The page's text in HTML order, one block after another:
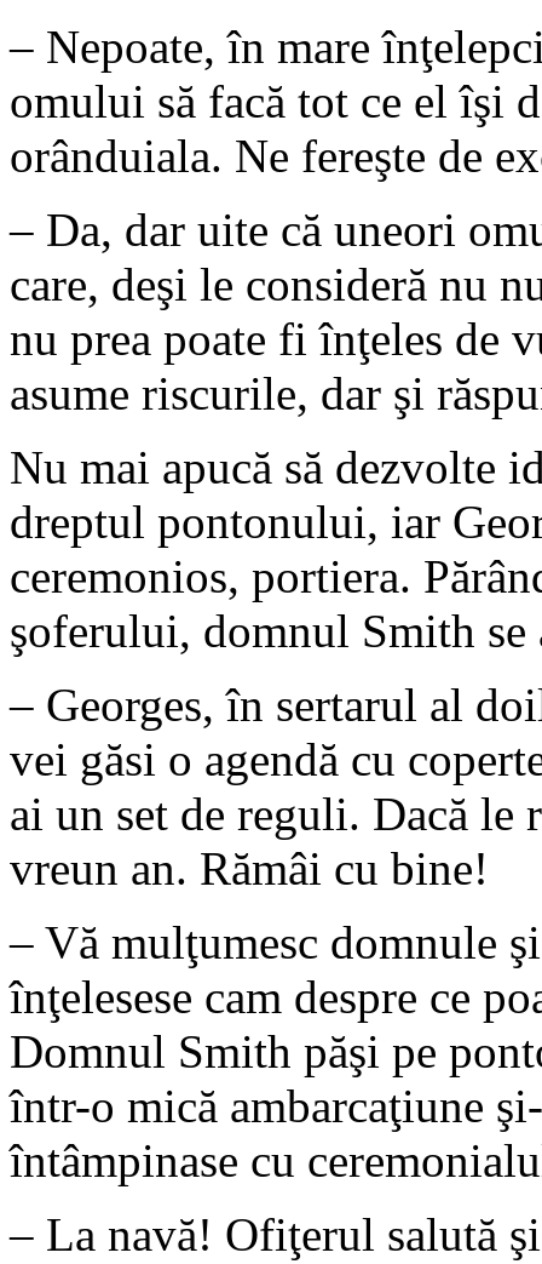
– Nepoate, în mare
omului să facă tot ce el îşi
orânduiala. Ne fereşte de
– Da, dar uite că uneori
care, deşi le consideră nu
nu prea poate fi înţeles de
asume riscurile, dar şi
Nu mai apucă să dezvolte
dreptul pontonului, iar
ceremonios, portiera.
şoferului, domnul Smith
– Georges, în sertarul al
vei găsi o agendă cu
ai un set de reguli. Dacă le
vreun an. Rămâi cu bine!
– Vă mulţumesc domnule
înţelesese cam despre ce
Domnul Smith păşi pe
într-o mică ambarcaţiune
întâmpinase cu
– La navă! Ofiţerul salută